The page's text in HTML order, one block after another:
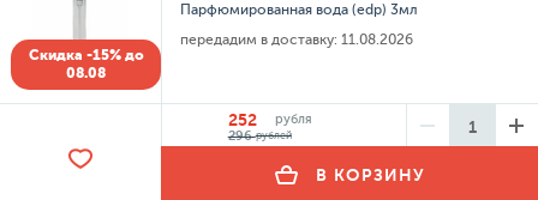
Скидка -15% до
08.08
Парфюмированная вода (edp) 3мл
передадим в доставку: 11.08.2026
252
рубля
296рублей
В КОРЗИНУ